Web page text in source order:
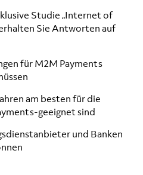
Studie „Internet of
Sie Antworten auf
für M2M Payments
am besten für die
geeignet sind
und Banken